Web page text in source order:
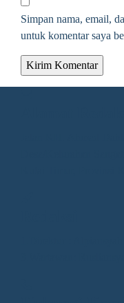
Simpan nama, email,
untuk komentar saya